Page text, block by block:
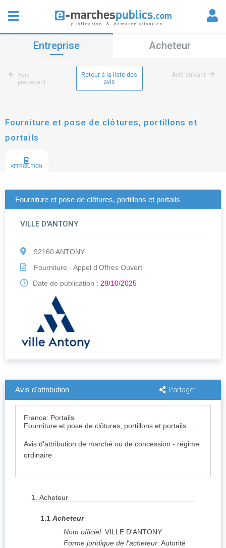
Entreprise Acheteur
Avis
précédent
Retour à la liste des
avis
Avis suivant
Fourniture et pose de clôtures, portillons et
portails
ATTRIBUTION
Fourniture et pose de clôtures, portillons et portails
VILLE D'ANTONY
92160 ANTONY
Fourniture - Appel d'Offres Ouvert
Date de publication : 28/10/2025
Avis d'attribution Partager
France: Portails
Fourniture et pose de clôtures, portillons et portails
Avis d'attribution de marché ou de concession - régime
ordinaire
1. Acheteur
1.1 Acheteur
Nom officiel: VILLE D'ANTONY
Forme juridique de l'acheteur: Autorité